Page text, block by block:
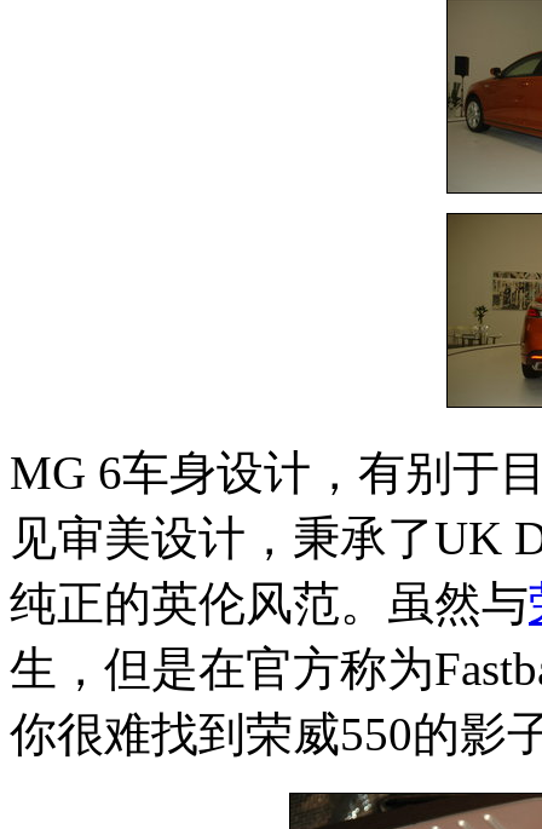
MG 6车身设计，有别于
见审美设计，秉承了UK
纯正的英伦风范。虽然与
生，但是在官方称为
你很难找到荣威550的影